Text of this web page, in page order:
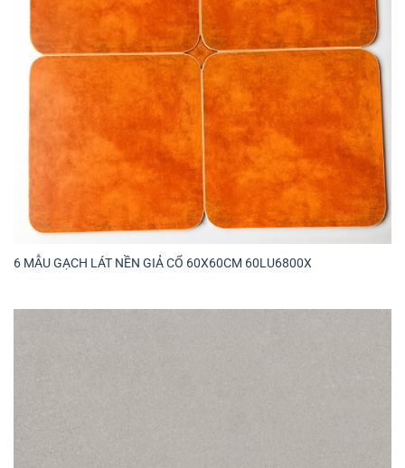
6 MẪU GẠCH LÁT NỀN GIẢ CỔ 60X60CM 60LU6800X